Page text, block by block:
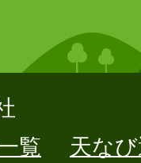
覧
天な